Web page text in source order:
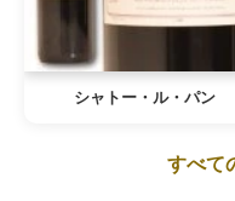
シャトー・ル・パン
すべて